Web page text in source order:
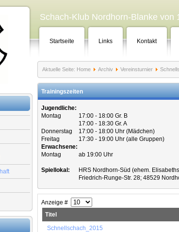
Schach-Klub Nordhorn-Blanke von
Startseite Links Kontakt
Aktuelle Seite: Home Archiv Vereinsturnier
Trainingszeiten
Jugendliche:
Montag
17:00 - 18:00 Gr. B
17:00 - 18:30 Gr. A
Donnerstag
17:00 - 18:00 Uhr (Mädchen)
Freitag
17:30 - 19:00 Uhr (alle Gruppen)
Erwachsene:
Montag
ab 19:00 Uhr
Spiellokal:
HRS Nordhorn-Süd (ehem.
Friedrich-Runge-Str. 28; 48529
Anzeige #
Titel
Schnellschach_2015